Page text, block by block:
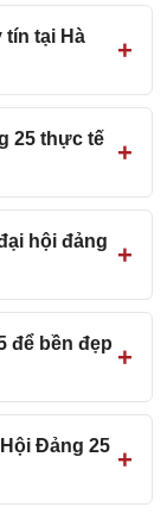
tín tại Hà
25 thực tế
hội đảng
để bền đẹp
Đảng 25